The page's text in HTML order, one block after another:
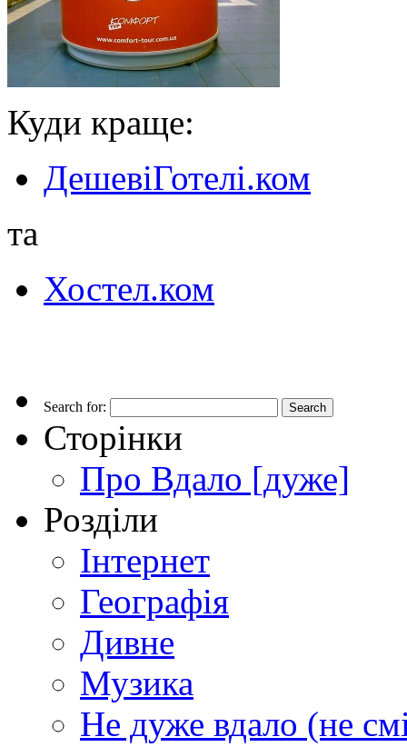
Куди краще:
ДешевіГотелі.ком
та
Хостел.ком
Search for:
Сторінки
Про Вдало [дуже]
Розділи
Інтернет
Географія
Дивне
Музика
Не дуже вдало (не